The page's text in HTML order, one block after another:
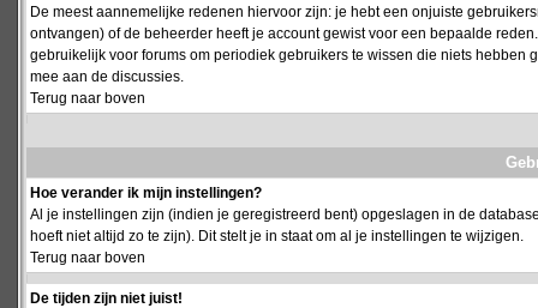
De meest aannemelijke redenen hiervoor zijn: je hebt een onjuiste
ontvangen) of de beheerder heeft je account gewist voor een bepaalde
gebruikelijk voor forums om periodiek gebruikers te wissen die niets
mee aan de discussies.
Terug naar boven
Hoe verander ik mijn instellingen?
Al je instellingen zijn (indien je geregistreerd bent) opgeslagen in de
hoeft niet altijd zo te zijn). Dit stelt je in staat om al je instellingen te wijzigen.
Terug naar boven
De tijden zijn niet juist!